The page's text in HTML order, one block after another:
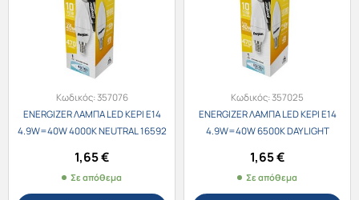
Κωδικός:357076
ENERGIZER ΛΑΜΠΑ LED ΚΕΡΙ E14
4.9W=40W 4000K NEUTRAL 16592
1,65€
Σε απόθεμα
Κωδικός:357025
ENERGIZER ΛΑΜΠΑ LED ΚΕΡΙ E14
4.9W=40W 6500K DAYLIGHT
1,65€
Σε απόθεμα